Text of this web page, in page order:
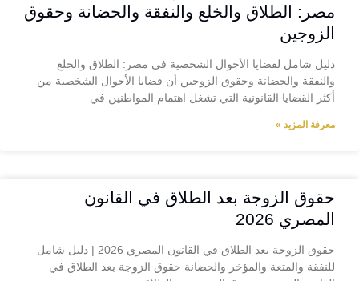
مصر: الطلاق والخلع والنفقة والحضانة وحقوق
الزوجين
دليل شامل لقضايا الأحوال الشخصية في مصر: الطلاق والخلع
والنفقة والحضانة وحقوق الزوجين أن قضايا الأحوال الشخصية من
أكثر القضايا القانونية التي تشغل اهتمام المواطنين في
معرفة المزيد »
حقوق الزوجة بعد الطلاق في القانون
المصري 2026
حقوق الزوجة بعد الطلاق في القانون المصري 2026 | دليل شامل
للنفقة والمتعة والمؤخر والحضانة حقوق الزوجة بعد الطلاق في